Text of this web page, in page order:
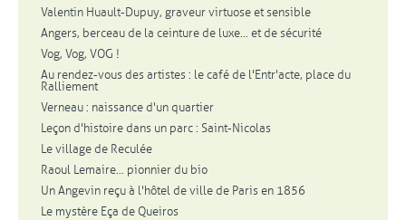
Valentin Huault-Dupuy, graveur virtuose et sensible
Angers, berceau de la ceinture de luxe... et de sécurité
Vog, Vog, VOG !
Au rendez-vous des artistes : le café de l'Entr'acte, place du
Ralliement
Verneau : naissance d'un quartier
Leçon d'histoire dans un parc : Saint-Nicolas
Le village de Reculée
Raoul Lemaire... pionnier du bio
Un Angevin reçu à l'hôtel de ville de Paris en 1856
Le mystère Eça de Queiros